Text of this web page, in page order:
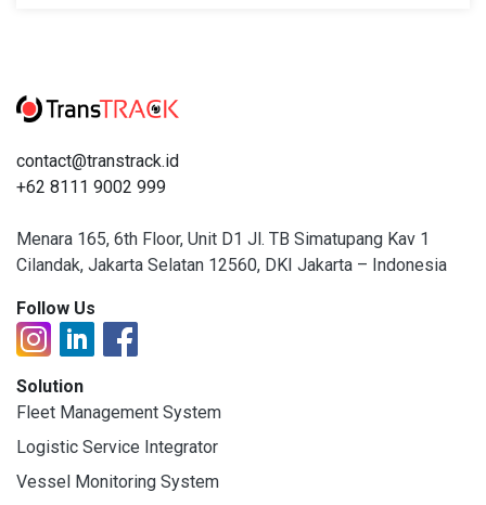
contact@transtrack.id
+62 8111 9002 999
Menara 165, 6th Floor, Unit D1 Jl. TB Simatupang Kav 1
Cilandak, Jakarta Selatan 12560, DKI Jakarta – Indonesia
Follow Us
Solution
Fleet Management System
Logistic Service Integrator
Vessel Monitoring System